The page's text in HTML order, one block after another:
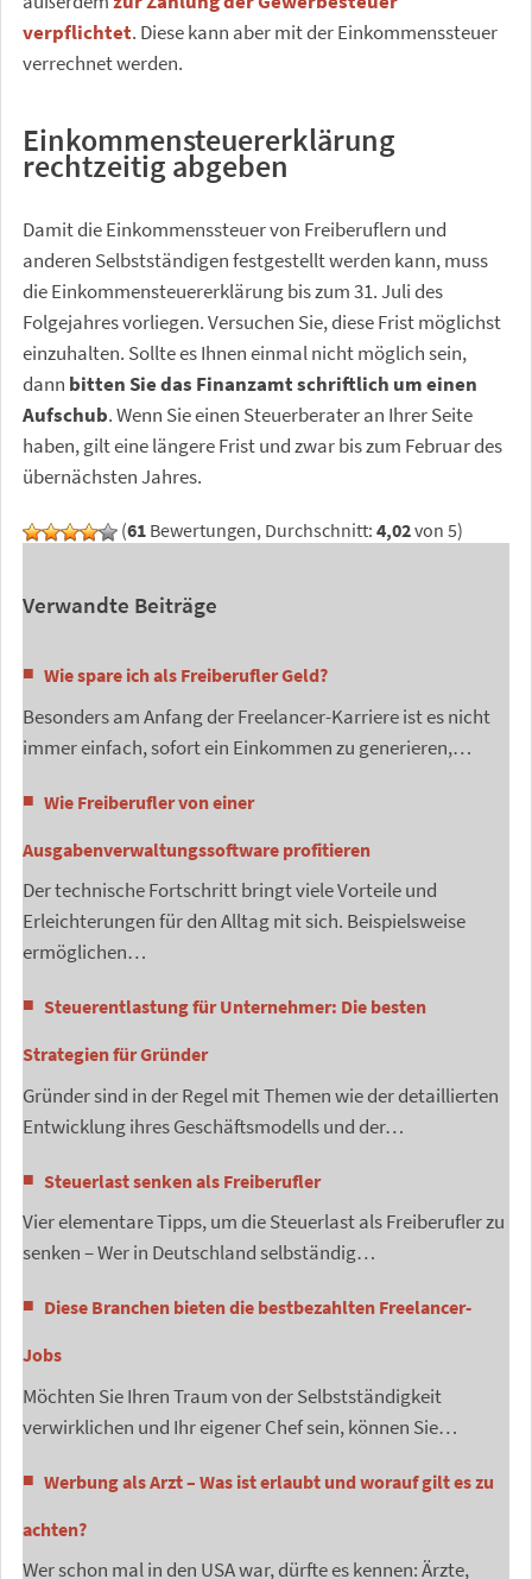
verpflichtet. Diese kann aber mit der Einkommenssteuer
verrechnet werden.
Einkommensteuererklärung
rechtzeitig abgeben
Damit die Einkommenssteuer von Freiberuflern und
anderen Selbstständigen festgestellt werden kann, muss
die Einkommensteuererklärung bis zum 31. Juli des
Folgejahres vorliegen. Versuchen Sie, diese Frist möglichst
einzuhalten. Sollte es Ihnen einmal nicht möglich sein,
dann bitten Sie das Finanzamt schriftlich um einen
Aufschub. Wenn Sie einen Steuerberater an Ihrer Seite
haben, gilt eine längere Frist und zwar bis zum Februar des
übernächsten Jahres.
(61 Bewertungen, Durchschnitt: 4,02von 5)
Verwandte Beiträge
Wie spare ich als Freiberufler Geld?
Besonders am Anfang der Freelancer-Karriere ist es nicht
immer einfach, sofort ein Einkommen zu generieren,…
Wie Freiberufler von einer
Ausgabenverwaltungssoftware profitieren
Der technische Fortschritt bringt viele Vorteile und
Erleichterungen für den Alltag mit sich. Beispielsweise
ermöglichen…
Steuerentlastung für Unternehmer: Die besten
Strategien für Gründer
Gründer sind in der Regel mit Themen wie der detaillierten
Entwicklung ihres Geschäftsmodells und der…
Steuerlast senken als Freiberufler
Vier elementare Tipps, um die Steuerlast als Freiberufler zu
senken – Wer in Deutschland selbständig…
Diese Branchen bieten die bestbezahlten Freelancer-
Jobs
Möchten Sie Ihren Traum von der Selbstständigkeit
verwirklichen und Ihr eigener Chef sein, können Sie…
Werbung als Arzt – Was ist erlaubt und worauf gilt es zu
achten?
Wer schon mal in den USA war, dürfte es kennen: Ärzte,